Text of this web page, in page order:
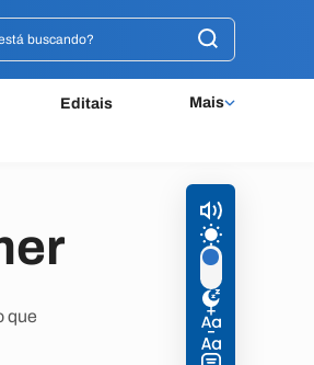
Editais Mais
que